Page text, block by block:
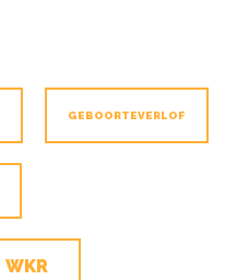
GEBOORTEVERLOF
WKR